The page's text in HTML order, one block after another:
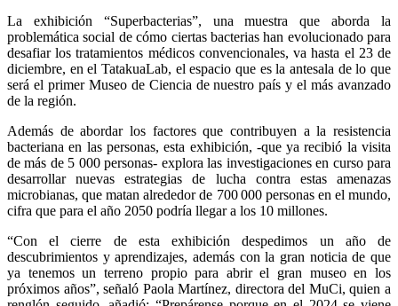
La exhibición “Superbacterias”, una muestra que aborda la
problemática social de cómo ciertas bacterias han evolucionado para
desafiar los tratamientos médicos convencionales, va hasta el 23 de
diciembre, en el TatakuaLab, el espacio que es la antesala de lo que
será el primer Museo de Ciencia de nuestro país y el más avanzado
de la región.
Además de abordar los factores que contribuyen a la resistencia
bacteriana en las personas, esta exhibición, -que ya recibió la visita
de más de 5 000 personas- explora las investigaciones en curso para
desarrollar nuevas estrategias de lucha contra estas amenazas
microbianas, que matan alrededor de 700 000 personas en el mundo,
cifra que para el año 2050 podría llegar a los 10 millones.
“Con el cierre de esta exhibición despedimos un año de
descubrimientos y aprendizajes, además con la gran noticia de que
ya tenemos un terreno propio para abrir el gran museo en los
próximos años”, señaló Paola Martínez, directora del MuCi, quien a